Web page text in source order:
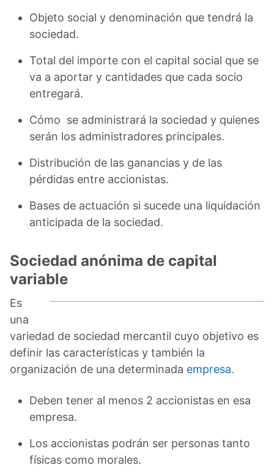
Objeto social y denominación que tendrá la
sociedad.
Total del importe con el capital social que se
va a aportar y cantidades que cada socio
entregará.
Cómo se administrará la sociedad y quienes
serán los administradores principales.
Distribución de las ganancias y de las
pérdidas entre accionistas.
Bases de actuación si sucede una liquidación
anticipada de la sociedad.
Sociedad anónima de capital
variable
Es
una
variedad de sociedad mercantil cuyo objetivo es
definir las características y también la
organización de una determinada empresa.
Deben tener al menos 2 accionistas en esa
empresa.
Los accionistas podrán ser personas tanto
físicas como morales.